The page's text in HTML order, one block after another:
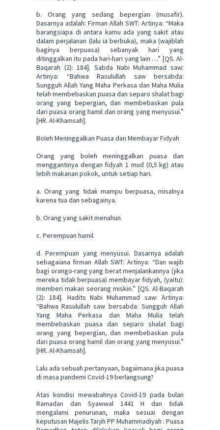
b. Orang yang sedang bepergian (musafir).
Dasarnya adalah: Firman Allah SWT: Artinya: “Maka
barangsiapa di antara kamu ada yang sakit atau
dalam perjalanan (lalu ia berbuka), maka (wajiblah
baginya berpuasa) sebanyak hari yang
ditinggalkan itu pada hari-hari yang lain …” [QS. Al-
Baqarah (2): 184]. Sabda Nabi Muhammad saw:
Artinya: “Bahwa Rasulullah saw bersabda:
Sungguh Allah Yang Maha Perkasa dan Maha Mulia
telah membebaskan puasa dan separo shalat bagi
orang yang bepergian, dan membebaskan pula
dari puasa orang hamil dan orang yang menyusui.”
[HR. Al-Khamsah].
Boleh Meninggalkan Puasa dan Membayar Fidyah
Orang yang boleh meninggalkan puasa dan
menggantinya dengan fidyah 1 mud (0,5 kg) atau
lebih makanan pokok, untuk setiap hari.
a. Orang yang tidak mampu berpuasa, misalnya
karena tua dan sebagainya.
b. Orang yang sakit menahun.
c. Perempuan hamil.
d. Perempuan yang menyusui. Dasarnya adalah
sebagaiana firman Allah SWT: Artinya: “Dan wajib
bagi orango-rang yang berat menjalankannya (jika
mereka tidak berpuasa) membayar fidyah, (yaitu):
memberi makan seorang miskin.” [QS. Al-Baqarah
(2): 184]. Hadits Nabi Muhammad saw: Artinya:
“Bahwa Rasulullah saw bersabda: Sungguh Allah
Yang Maha Perkasa dan Maha Mulia telah
membebaskan puasa dan separo shalat bagi
orang yang bepergian, dan membebaskan pula
dari puasa orang hamil dan orang yang menyusui.”
[HR. Al-Khamsah].
Lalu ada sebuah pertanyaan, bagaimana jika puasa
di masa pandemi Covid-19 berlangsung?
Atas kondisi mewabahnya Covid-19 pada bulan
Ramadan dan Syawwal 1441 H dan tidak
mengalami penurunan, maka sesuai dengan
keputusan Majelis Tarjih PP Muhammadiyah : Puasa